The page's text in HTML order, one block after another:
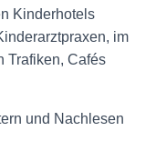
Kinderhotels
im
Trafiken, Cafés
und Nachlesen